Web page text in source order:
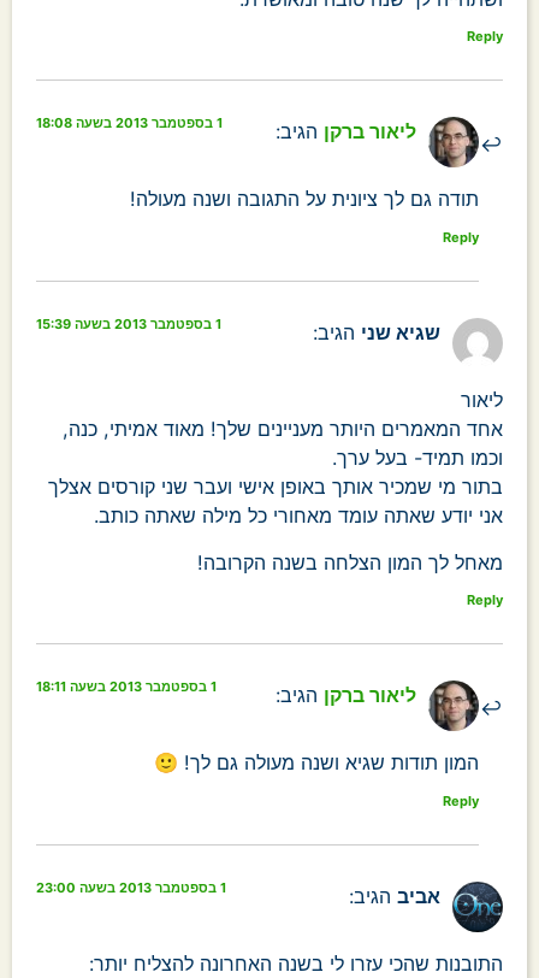
Reply
ליאור ברקן הגיב: 1 בספטמבר 2013 בשעה 18:08
תודה גם לך ציונית על התגובה ושנה מעולה!
Reply
שגיא שני הגיב: 1 בספטמבר 2013 בשעה 15:39
ליאור
אחד המאמרים היותר מעניינים שלך! מאוד אמיתי, כנה,
וכמו תמיד- בעל ערך.
בתור מי שמכיר אותך באופן אישי ועבר שני קורסים אצלך
אני יודע שאתה עומד מאחורי כל מילה שאתה כותב.
מאחל לך המון הצלחה בשנה הקרובה!
Reply
ליאור ברקן הגיב: 1 בספטמבר 2013 בשעה 18:11
המון תודות שגיא ושנה מעולה גם לך! 🙂
Reply
אביב הגיב: 1 בספטמבר 2013 בשעה 23:00
התובנות שהכי עזרו לי בשנה האחרונה להצליח יותר: